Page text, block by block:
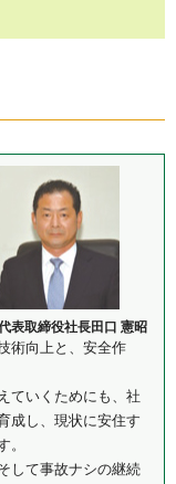
表取締役社長田口 憲昭
術向上と、安全作
ていくためにも、社
成し、現状に安住す
。
して事故ナシの継続